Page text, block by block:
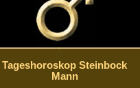
Tageshoroskop Steinbock
Mann